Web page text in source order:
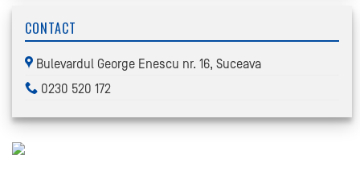
CONTACT
Bulevardul George Enescu nr. 16, Suceava
0230 520 172